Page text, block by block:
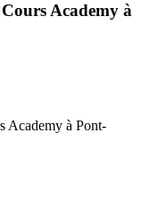
Academy à
Academy à Pont-